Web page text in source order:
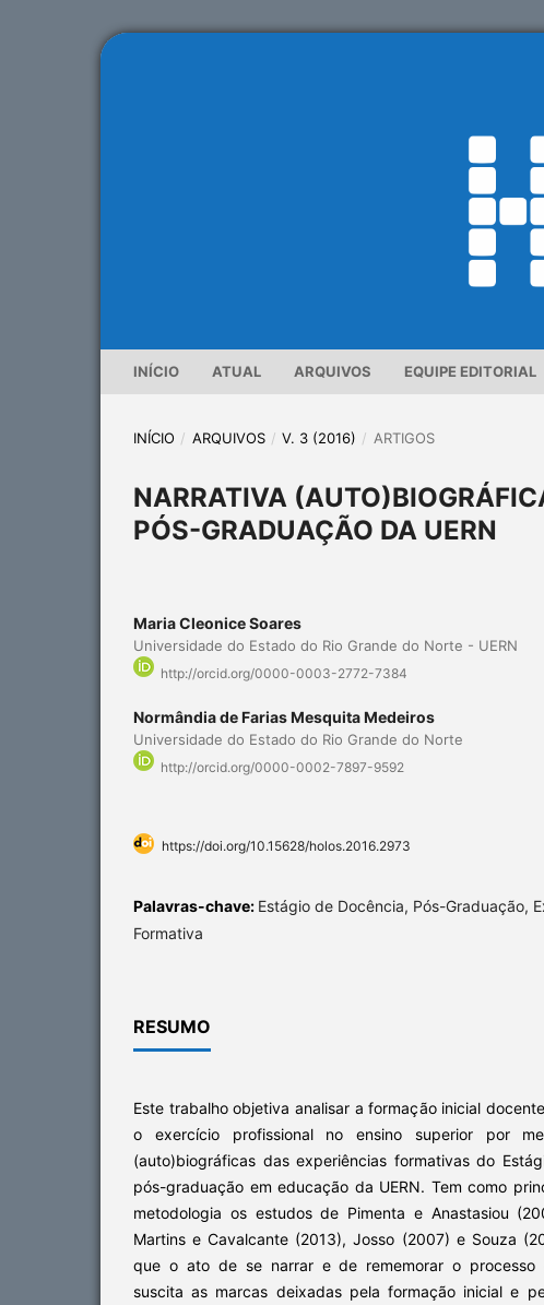
INÍCIO ATUAL ARQUIVOS EQUIPE EDITORIAL
INÍCIO / ARQUIVOS / V. 3 (2016) / ARTIGOS
NARRATIVA
PÓS-GRADUAÇÃO DA UERN
Maria Cleonice Soares
Universidade do Estado do Rio Grande do Norte - UERN
http://orcid.org/0000-0003-2772-7384
Normândia de Farias Mesquita Medeiros
Universidade do Estado do Rio Grande do Norte
http://orcid.org/0000-0002-7897-9592
https://doi.org/10.15628/holos.2016.2973
Palavras-chave: Estágio de Docência, Pós-Graduação,
Formativa
RESUMO
Este trabalho objetiva analisar a formação inicial
o exercício profissional no ensino superior por
(auto)biográficas das experiências formativas do
pós-graduação em educação da UERN. Tem como
metodologia os estudos de Pimenta e Anastasiou
Martins e Cavalcante (2013), Josso (2007) e Souza
que o ato de se narrar e de rememorar o processo
suscita as marcas deixadas pela formação inicial e